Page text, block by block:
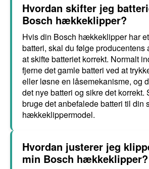
Hvordan skifter jeg
Bosch hækkeklipper?
Hvis din Bosch hækkeklipper har
batteri, skal du følge producentens
at skifte batteriet korrekt. Normalt
fjerne det gamle batteri ved at
eller løsne en låsemekanisme, og
det nye batteri og sikre det korrekt.
bruge det anbefalede batteri til din
hækkeklippermodel.
Hvordan justerer jeg
min Bosch hækkeklipper?